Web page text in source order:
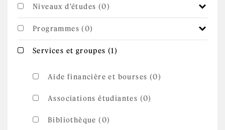
Niveaux d'études (0)
Programmes (0)
Apply Services et groupes filter
Services et groupes (1)
Aide financière et bourses (0)
Associations étudiantes (0)
Bibliothèque (0)